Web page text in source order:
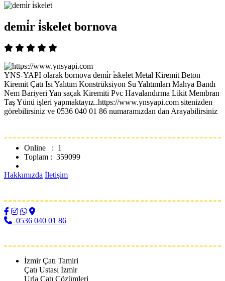
demi̇r i̇skelet bornova
YNS-YAPI olarak bornova demi̇r i̇skelet Metal Kiremit Beton
Kiremit Çatı Isı Yalıtım Konstrüksiyon Su Yalıtımları Mahya Bandı
Nem Bariyeri Yan saçak Kiremiti Pvc Havalandırma Likit Membran
Taş Yünü işleri yapmaktayız..https://www.ynsyapi.com sitenizden
görebilirsiniz ve 0536 040 01 86 numaramızdan dan Arayabilirsiniz
Online : 1
Toplam : 359099
Hakkımızda İletişim
0536 040 01 86
İzmir Çatı Tamiri
Çatı Ustası İzmir
Urla Çatı Çözümleri